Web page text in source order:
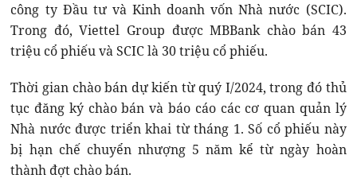
công ty Đầu tư và Kinh doanh vốn Nhà nước (SCIC).
Trong đó, Viettel Group được MBBank chào bán 43
triệu cổ phiếu và SCIC là 30 triệu cổ phiếu.
Thời gian chào bán dự kiến từ quý I/2024, trong đó thủ
tục đăng ký chào bán và báo cáo các cơ quan quản lý
Nhà nước được triển khai từ tháng 1. Số cổ phiếu này
bị hạn chế chuyển nhượng 5 năm kể từ ngày hoàn
thành đợt chào bán.